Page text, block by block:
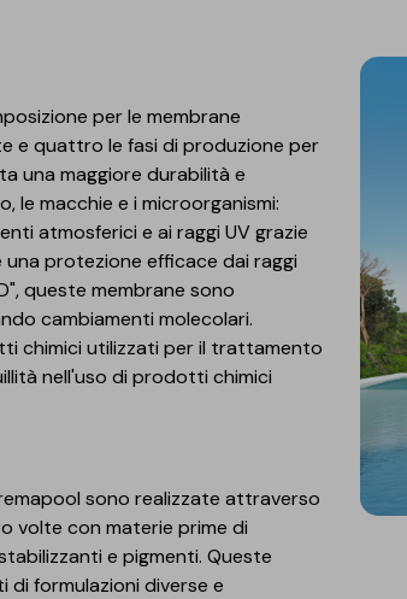
per le membrane
e quattro le fasi di produzione per
una maggiore durabilità e
le macchie e i microorganismi:
atmosferici e ai raggi UV grazie
protezione efficace dai raggi
queste membrane sono
cambiamenti molecolari.
chimici utilizzati per il trattamento
nell'uso di prodotti chimici
sono realizzate attraverso
volte con materie prime di
e pigmenti. Queste
formulazioni diverse e